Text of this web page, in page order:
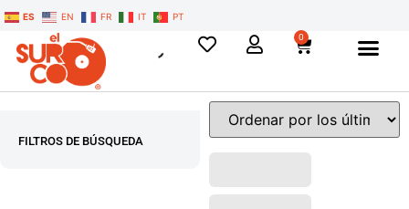
ES EN FR IT PT
0
FILTROS DE BÚSQUEDA